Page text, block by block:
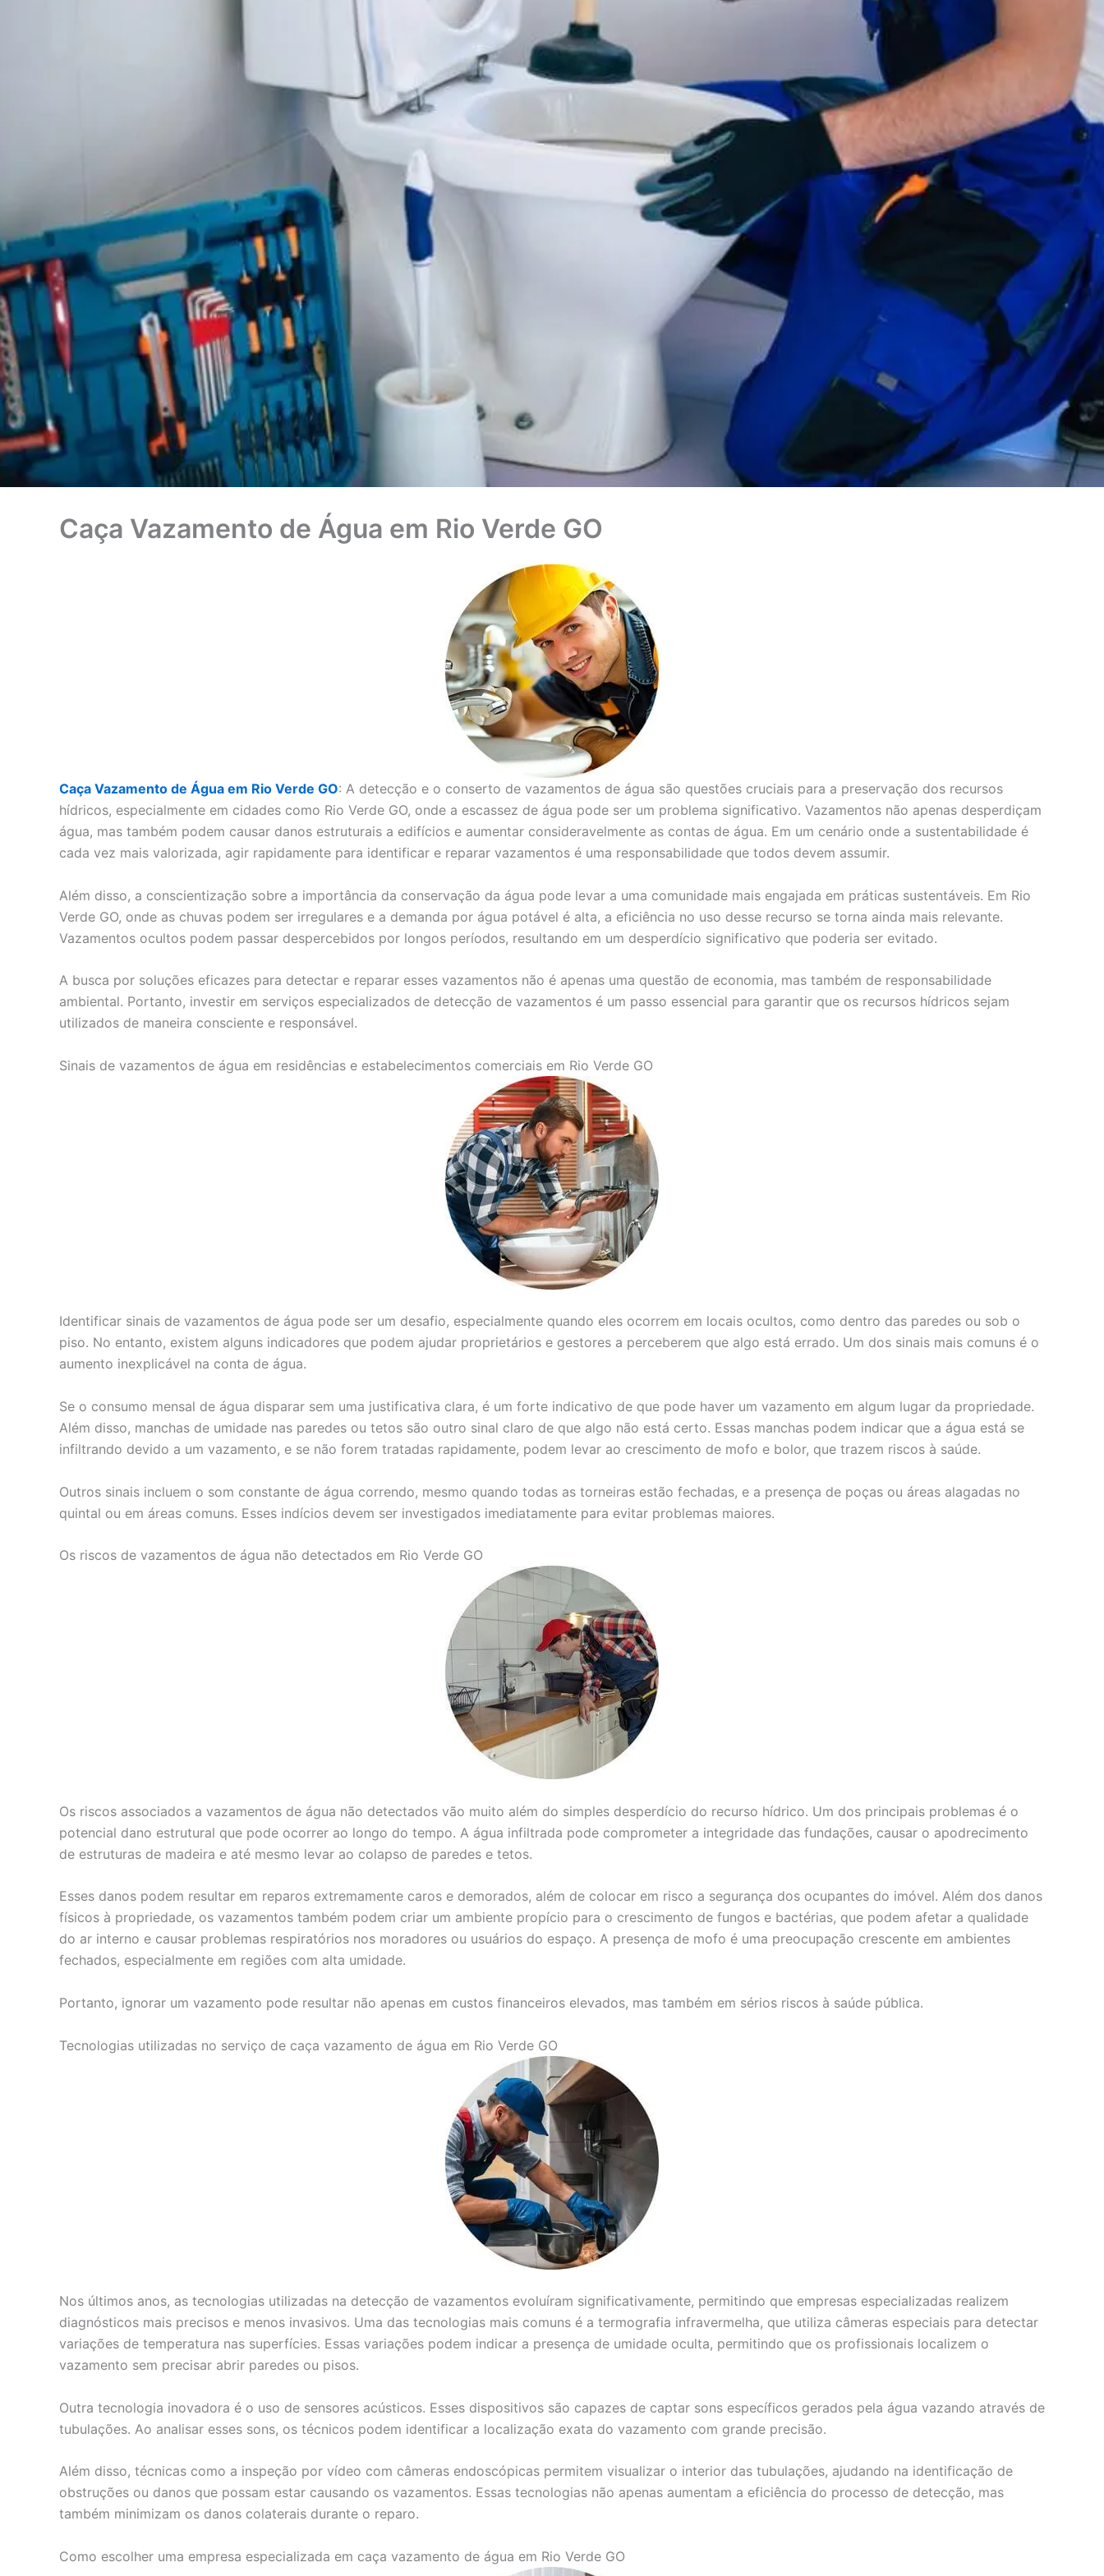
Caça Vazamento de Água em Rio Verde GO
Caça Vazamento de Água em Rio Verde GO: A detecção e o conserto de vazamentos de água são questões cruciais para a preservação dos recursos
hídricos, especialmente em cidades como Rio Verde GO, onde a escassez de água pode ser um problema significativo. Vazamentos não apenas desperdiçam
água, mas também podem causar danos estruturais a edifícios e aumentar consideravelmente as contas de água. Em um cenário onde a sustentabilidade é
cada vez mais valorizada, agir rapidamente para identificar e reparar vazamentos é uma responsabilidade que todos devem assumir.
Além disso, a conscientização sobre a importância da conservação da água pode levar a uma comunidade mais engajada em práticas sustentáveis. Em Rio
Verde GO, onde as chuvas podem ser irregulares e a demanda por água potável é alta, a eficiência no uso desse recurso se torna ainda mais relevante.
Vazamentos ocultos podem passar despercebidos por longos períodos, resultando em um desperdício significativo que poderia ser evitado.
A busca por soluções eficazes para detectar e reparar esses vazamentos não é apenas uma questão de economia, mas também de responsabilidade
ambiental. Portanto, investir em serviços especializados de detecção de vazamentos é um passo essencial para garantir que os recursos hídricos sejam
utilizados de maneira consciente e responsável.
Sinais de vazamentos de água em residências e estabelecimentos comerciais em Rio Verde GO
Identificar sinais de vazamentos de água pode ser um desafio, especialmente quando eles ocorrem em locais ocultos, como dentro das paredes ou sob o
piso. No entanto, existem alguns indicadores que podem ajudar proprietários e gestores a perceberem que algo está errado. Um dos sinais mais comuns é o
aumento inexplicável na conta de água.
Se o consumo mensal de água disparar sem uma justificativa clara, é um forte indicativo de que pode haver um vazamento em algum lugar da propriedade.
Além disso, manchas de umidade nas paredes ou tetos são outro sinal claro de que algo não está certo. Essas manchas podem indicar que a água está se
infiltrando devido a um vazamento, e se não forem tratadas rapidamente, podem levar ao crescimento de mofo e bolor, que trazem riscos à saúde.
Outros sinais incluem o som constante de água correndo, mesmo quando todas as torneiras estão fechadas, e a presença de poças ou áreas alagadas no
quintal ou em áreas comuns. Esses indícios devem ser investigados imediatamente para evitar problemas maiores.
Os riscos de vazamentos de água não detectados em Rio Verde GO
Os riscos associados a vazamentos de água não detectados vão muito além do simples desperdício do recurso hídrico. Um dos principais problemas é o
potencial dano estrutural que pode ocorrer ao longo do tempo. A água infiltrada pode comprometer a integridade das fundações, causar o apodrecimento
de estruturas de madeira e até mesmo levar ao colapso de paredes e tetos.
Esses danos podem resultar em reparos extremamente caros e demorados, além de colocar em risco a segurança dos ocupantes do imóvel. Além dos danos
físicos à propriedade, os vazamentos também podem criar um ambiente propício para o crescimento de fungos e bactérias, que podem afetar a qualidade
do ar interno e causar problemas respiratórios nos moradores ou usuários do espaço. A presença de mofo é uma preocupação crescente em ambientes
fechados, especialmente em regiões com alta umidade.
Portanto, ignorar um vazamento pode resultar não apenas em custos financeiros elevados, mas também em sérios riscos à saúde pública.
Tecnologias utilizadas no serviço de caça vazamento de água em Rio Verde GO
Nos últimos anos, as tecnologias utilizadas na detecção de vazamentos evoluíram significativamente, permitindo que empresas especializadas realizem
diagnósticos mais precisos e menos invasivos. Uma das tecnologias mais comuns é a termografia infravermelha, que utiliza câmeras especiais para detectar
variações de temperatura nas superfícies. Essas variações podem indicar a presença de umidade oculta, permitindo que os profissionais localizem o
vazamento sem precisar abrir paredes ou pisos.
Outra tecnologia inovadora é o uso de sensores acústicos. Esses dispositivos são capazes de captar sons específicos gerados pela água vazando através de
tubulações. Ao analisar esses sons, os técnicos podem identificar a localização exata do vazamento com grande precisão.
Além disso, técnicas como a inspeção por vídeo com câmeras endoscópicas permitem visualizar o interior das tubulações, ajudando na identificação de
obstruções ou danos que possam estar causando os vazamentos. Essas tecnologias não apenas aumentam a eficiência do processo de detecção, mas
também minimizam os danos colaterais durante o reparo.
Como escolher uma empresa especializada em caça vazamento de água em Rio Verde GO